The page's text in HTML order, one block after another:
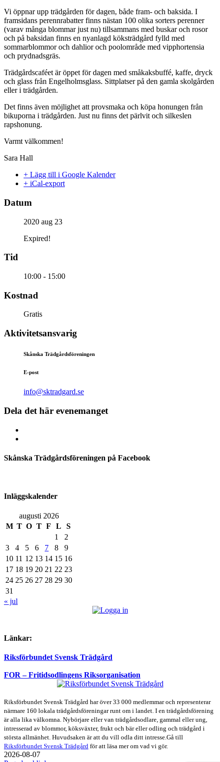
Vi öppnar upp trädgården för dagen, både fram- och baksida. I
framsidans perennrabatter finns nästan 100 olika sorters perenner
(varav många blommar just nu) tillsammans med buskar och rosor
och på baksidan finns en nyanlagd köksträdgård fylld med
sommarblommor och dahlior och poolområde med vipphortensia
och prydnadsgräs.
Trädgårdscaféet är öppet för dagen med småkaksbuffé, kaffe, dryck
och glass från Engelholmsglass. Sittplatser på den gamla skolgården
eller i trädgården.
Det finns även möjlighet att provsmaka och köpa honungen från
bikuporna i trädgården. Just nu finns det pärlvit och silkeslen
rapshonung.
Varmt välkommen!
Sara Hall
+ Lägg till i Google Kalender
+ iCal-export
Datum
2020 aug 23
Expired!
Tid
10:00 - 15:00
Kostnad
Gratis
Aktivitetsansvarig
Skånska Trädgårdsföreningen
E-post
info@sktradgard.se
Dela det här evenemanget
Skånska Trädgårdsföreningen på Facebook
Inläggskalender
augusti 2026
M T O T F L
S
1
2
3
4 5 6 7 8
9
10 11 12 13 14 15 16
17 18 19 20 21 22 23
24 25 26 27 28 29 30
31
« jul
Länkar:
Riksförbundet Svensk Trädgård
FOR – Fritidsodlingens Riksorganisation
Riksförbundet Svensk Trädgård har över 33 000 medlemmar och representerar
närmare 160 lokala trädgårdsföreningar runt om i landet. I en trädgårdsförening
är alla lika välkomna. Nybörjare eller van trädgårdsodlare, gammal eller ung,
intresserad av blommor, köksväxter, frukt och bär eller odling och trädgård i
största allmänhet. Huvudsaken är att du vill odla ditt intresse.Gå till
Riksförbundet Svensk Trädgård för att läsa mer om vad vi gör.
2026-08-07